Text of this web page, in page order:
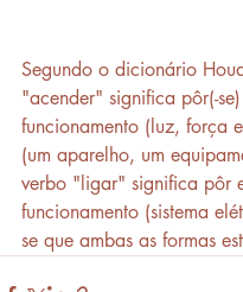
Segundo o dicionário
"acender" significa pôr(-
funcionamento (luz, força
(um aparelho, um
verbo "ligar" significa pôr
funcionamento (sistema
se que ambas as formas